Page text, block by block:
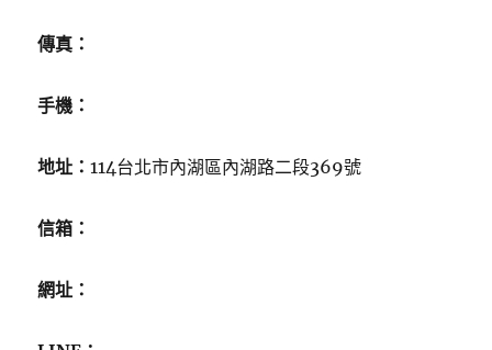
傳真：
手機：
地址：114台北市內湖區內湖路二段369號
信箱：
網址：